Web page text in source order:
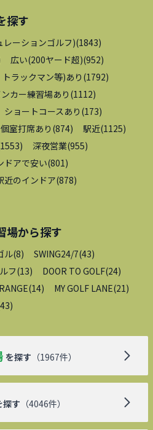
探す
レーションゴルフ)(1843)
広い(200ヤード超)(952)
ラックマン等)あり (1792)
カー練習場あり (1112)
ショートコースあり (173)
個室打席あり (874) 駅近(1125)
1553) 深夜営業(955)
ドアで安い(801 )
近のインドア(878)
場から探す
ル(8) SWING24/7(43)
フ(13) DOOR TO GOLF(24)
(14) MY GOLF LANE(21 )
43)
を探す （1967件）
探す （4046件）